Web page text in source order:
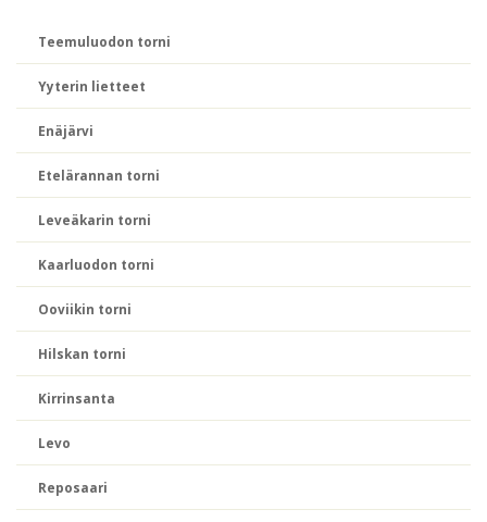
Teemuluodon torni
Yyterin lietteet
Enäjärvi
Etelärannan torni
Leveäkarin torni
Kaarluodon torni
Ooviikin torni
Hilskan torni
Kirrinsanta
Levo
Reposaari